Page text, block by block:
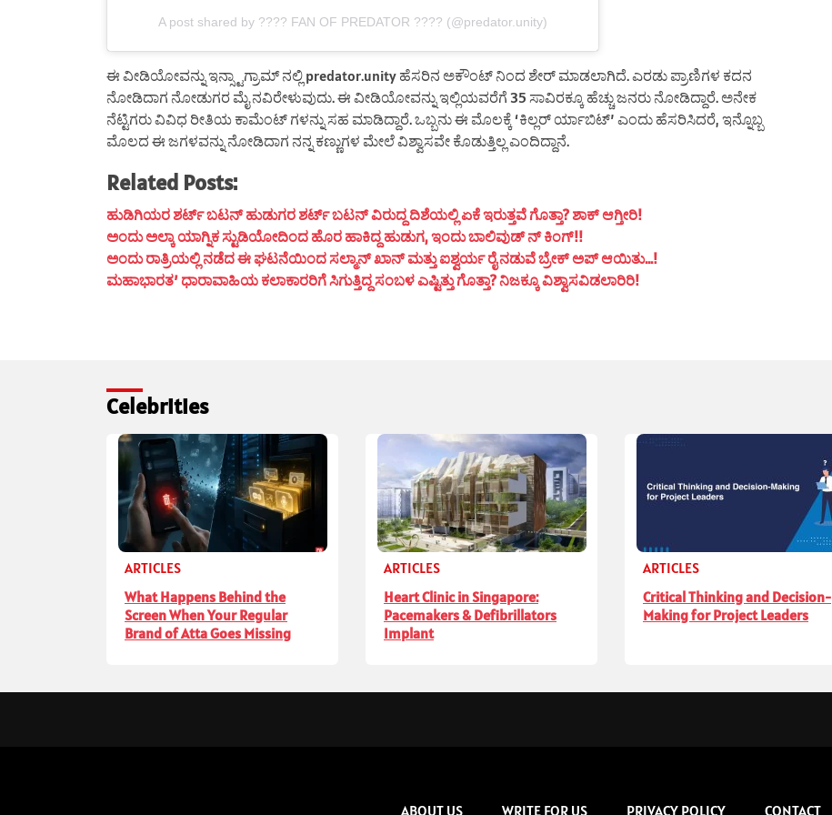
A post shared by ???? FAN OF PREDATOR ???? (@predator.unity)
ಈ ವೀಡಿಯೋವನ್ನು ಇನ್ಸ್ಟಾಗ್ರಾಮ್ ನಲ್ಲಿ predator.unity ಹೆಸರಿನ ಅಕೌಂಟ್ ನಿಂದ ಶೇರ್ ಮಾಡಲಾಗಿದೆ. ಎರಡು ಪ್ರಾಣಿಗಳ ಕದನ
ನೋಡಿದಾಗ ನೋಡುಗರ ಮೈ ನವಿರೇಳುವುದು. ಈ ವೀಡಿಯೋವನ್ನು ಇಲ್ಲಿಯವರೆಗೆ 35 ಸಾವಿರಕ್ಕೂ ಹೆಚ್ಚು ಜನರು ನೋಡಿದ್ದಾರೆ. ಅನೇಕ
ನೆಟ್ಟಿಗರು ವಿವಿಧ ರೀತಿಯ ಕಾಮೆಂಟ್ ಗಳನ್ನು ಸಹ ಮಾಡಿದ್ದಾರೆ. ಒಬ್ಬನು ಈ ಮೊಲಕ್ಕೆ ‘ಕಿಲ್ಲರ್ ರ್ಯಾಬಿಟ್’ ಎಂದು ಹೆಸರಿಸಿದರೆ, ಇನ್ನೊಬ್ಬ
ಮೊಲದ ಈ ಜಗಳವನ್ನು ನೋಡಿದಾಗ ನನ್ನ ಕಣ್ಣುಗಳ ಮೇಲೆ ವಿಶ್ವಾಸವೇ ಕೊಡುತ್ತಿಲ್ಲ ಎಂದಿದ್ದಾನೆ.
Related Posts:
ಹುಡಿಗಿಯರ ಶರ್ಟ್ ಬಟನ್ ಹುಡುಗರ ಶರ್ಟ್ ಬಟನ್ ವಿರುದ್ದ ದಿಶೆಯಲ್ಲಿ ಏಕೆ ಇರುತ್ತವೆ ಗೊತ್ತಾ? ಶಾಕ್ ಆಗ್ತೀರಿ!
ಅಂದು ಅಲ್ಕಾ ಯಾಗ್ನಿಕ ಸ್ಟುಡಿಯೋದಿಂದ ಹೊರ ಹಾಕಿದ್ದ ಹುಡುಗ, ಇಂದು ಬಾಲಿವುಡ್ ನ್ ಕಿಂಗ್!!
ಅಂದು ರಾತ್ರಿಯಲ್ಲಿ ನಡೆದ ಈ ಘಟನೆಯಿಂದ ಸಲ್ಮಾನ್ ಖಾನ್ ಮತ್ತು ಐಶ್ವರ್ಯ ರೈ ನಡುವೆ ಬ್ರೇಕ್ ಅಪ್ ಆಯಿತು…!
ಮಹಾಭಾರತ’ ಧಾರಾವಾಹಿಯ ಕಲಾಕಾರರಿಗೆ ಸಿಗುತ್ತಿದ್ದ ಸಂಬಳ ಎಷ್ಟಿತ್ತು ಗೊತ್ತಾ? ನಿಜಕ್ಕೂ ವಿಶ್ವಾಸವಿಡಲಾರಿರಿ!
Celebrities
ARTICLES
What Happens Behind the
Screen When Your Regular
Brand of Atta Goes Missing
ARTICLES
Heart Clinic in Singapore:
Pacemakers & Defibrillators
Implant
ARTICLES
Critical Thinking and Decision-
Making for Project Leaders
ABOUT US WRITE FOR US PRIVACY POLICY CONTACT